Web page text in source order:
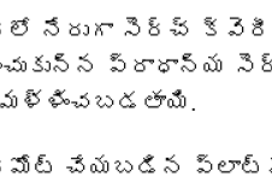
నేరుగా సెర్చ్
ప్రాధాన్య
మళ్ళించబడతాయి.
చేయబడిన